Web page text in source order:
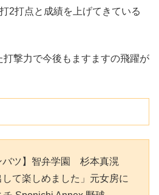
2打点と成績を上げてきている
撃力で今後もますますの飛躍が
バツ】智弁学園 杉本真滉
して楽しめました」元女房に